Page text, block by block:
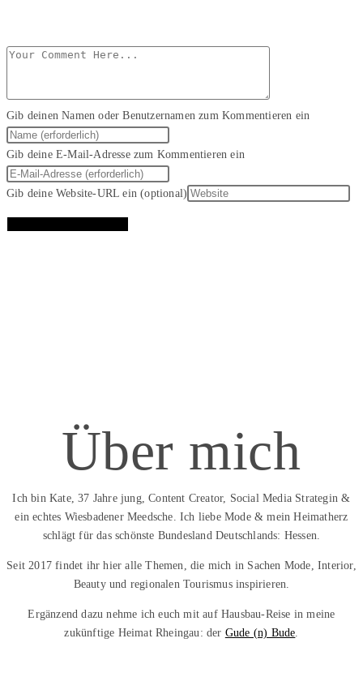
Gib deinen Namen oder Benutzernamen zum Kommentieren ein
Gib deine E-Mail-Adresse zum Kommentieren ein
Gib deine Website-URL ein (optional)
Über mich
Ich bin Kate, 37 Jahre jung, Content Creator, Social Media Strategin &
ein echtes Wiesbadener Meedsche. Ich liebe Mode & mein Heimatherz
schlägt für das schönste Bundesland Deutschlands: Hessen.
Seit 2017 findet ihr hier alle Themen, die mich in Sachen Mode, Interior,
Beauty und regionalen Tourismus inspirieren.
Ergänzend dazu nehme ich euch mit auf Hausbau-Reise in meine
zukünftige Heimat Rheingau: der Gude (n) Bude